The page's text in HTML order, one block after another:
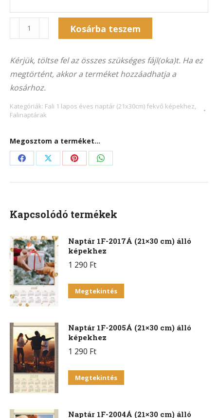
Naptár
1F-
(21×30
cm)
fekvő
képekhez
mennyiség
Kosárba teszem
Kérjük, töltse fel az összes szükséges fájl(oka)t. Ha ez
megtörtént, akkor a terméket hozzáadhatja a
kosárhoz.
Kategóriák: Fali 1 lapos éves naptár (21x30cm) fekvő képekhez,
Falinaptárak
Megosztom a terméket...
Share
on
Share
on
Share
on
Share
on
Kapcsolódó termékek
Naptár 1F-2017Á (21×30 cm) álló
képekhez
1 290 Ft
Megtekintés
Naptár 1F-2005Á (21×30 cm) álló
képekhez
1 290 Ft
Megtekintés
Naptár 1F-2004Á (21×30 cm) álló